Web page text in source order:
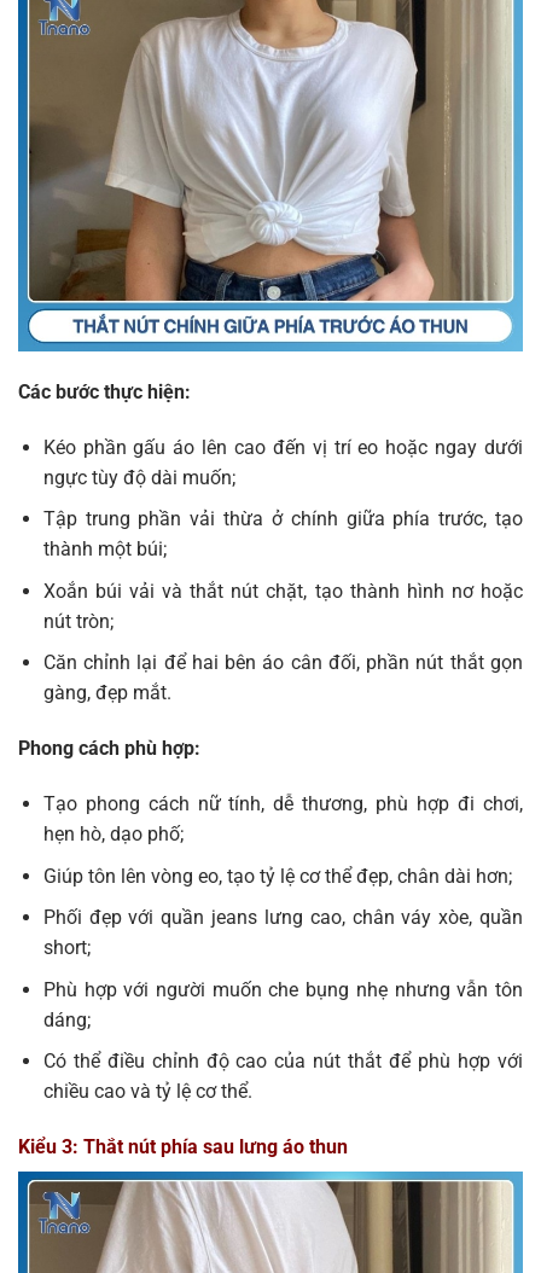
Các bước thực hiện:
Kéo phần gấu áo lên cao đến vị trí eo hoặc ngay dưới
ngực tùy độ dài muốn;
Tập trung phần vải thừa ở chính giữa phía trước, tạo
thành một búi;
Xoắn búi vải và thắt nút chặt, tạo thành hình nơ hoặc
nút tròn;
Căn chỉnh lại để hai bên áo cân đối, phần nút thắt gọn
gàng, đẹp mắt.
Phong cách phù hợp:
Tạo phong cách nữ tính, dễ thương, phù hợp đi chơi,
hẹn hò, dạo phố;
Giúp tôn lên vòng eo, tạo tỷ lệ cơ thể đẹp, chân dài hơn;
Phối đẹp với quần jeans lưng cao, chân váy xòe, quần
short;
Phù hợp với người muốn che bụng nhẹ nhưng vẫn tôn
dáng;
Có thể điều chỉnh độ cao của nút thắt để phù hợp với
chiều cao và tỷ lệ cơ thể.
Kiểu 3: Thắt nút phía sau lưng áo thun